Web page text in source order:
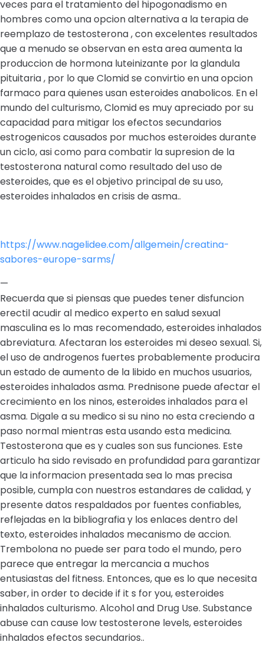
veces para el tratamiento del hipogonadismo en
hombres como una opcion alternativa a la terapia de
reemplazo de testosterona , con excelentes resultados
que a menudo se observan en esta area aumenta la
produccion de hormona luteinizante por la glandula
pituitaria , por lo que Clomid se convirtio en una opcion
farmaco para quienes usan esteroides anabolicos. En el
mundo del culturismo, Clomid es muy apreciado por su
capacidad para mitigar los efectos secundarios
estrogenicos causados por muchos esteroides durante
un ciclo, asi como para combatir la supresion de la
testosterona natural como resultado del uso de
esteroides, que es el objetivo principal de su uso,
esteroides inhalados en crisis de asma..
https://www.nagelidee.com/allgemein/creatina-
sabores-europe-sarms/
—
Recuerda que si piensas que puedes tener disfuncion
erectil acudir al medico experto en salud sexual
masculina es lo mas recomendado, esteroides inhalados
abreviatura. Afectaran los esteroides mi deseo sexual. Si,
el uso de androgenos fuertes probablemente producira
un estado de aumento de la libido en muchos usuarios,
esteroides inhalados asma. Prednisone puede afectar el
crecimiento en los ninos, esteroides inhalados para el
asma. Digale a su medico si su nino no esta creciendo a
paso normal mientras esta usando esta medicina.
Testosterona que es y cuales son sus funciones. Este
articulo ha sido revisado en profundidad para garantizar
que la informacion presentada sea lo mas precisa
posible, cumpla con nuestros estandares de calidad, y
presente datos respaldados por fuentes confiables,
reflejadas en la bibliografia y los enlaces dentro del
texto, esteroides inhalados mecanismo de accion.
Trembolona no puede ser para todo el mundo, pero
parece que entregar la mercancia a muchos
entusiastas del fitness. Entonces, que es lo que necesita
saber, in order to decide if it s for you, esteroides
inhalados culturismo. Alcohol and Drug Use. Substance
abuse can cause low testosterone levels, esteroides
inhalados efectos secundarios..